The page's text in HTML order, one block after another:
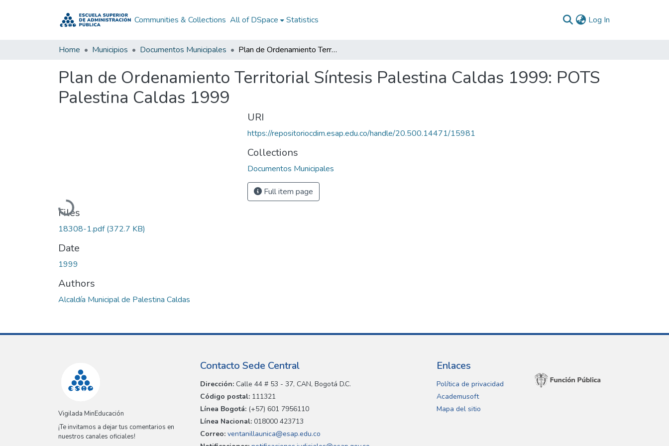
Communities & Collections All of DSpace Statistics Log In
Home Municipios Documentos Municipales Plan de Ordenamiento Territorial Síntesis Palestina Caldas 1999: POTS Palestina Caldas 1999
Plan de Ordenamiento Territorial Síntesis Palestina Caldas 1999: POTS
Palestina Caldas 1999
Loading...
Files
18308-1.pdf(372.7 KB)
Date
1999
Authors
Alcaldía Municipal de Palestina Caldas
URI
https://repositoriocdim.esap.edu.co/handle/20.500.14471/15981
Collections
Documentos Municipales
Full item page
Vigilada MinEducación
¡Te invitamos a dejar tus comentarios en
nuestros canales oficiales!
Contacto Sede Central
Dirección: Calle 44 # 53 - 37, CAN, Bogotá D.C.
Código postal: 111321
Línea Bogotá: (+57) 601 7956110
Línea Nacional: 018000 423713
Correo: ventanillaunica@esap.edu.co
Enlaces
Política de privacidad
Academusoft
Mapa del sitio